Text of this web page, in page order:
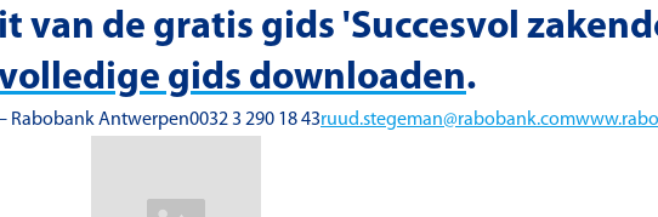
van de gratis gids 'Succesvol
gids downloaden.
Antwerpen0032 3 290 18 43ruud.stegeman@rabobank.com